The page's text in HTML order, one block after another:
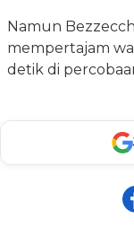
Namun
mempertajam
detik di